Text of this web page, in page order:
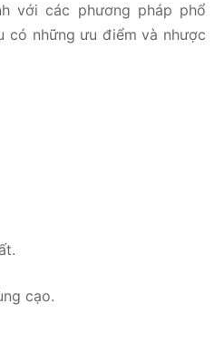
với các phương pháp phổ
có những ưu điểm và nhược
cạo.